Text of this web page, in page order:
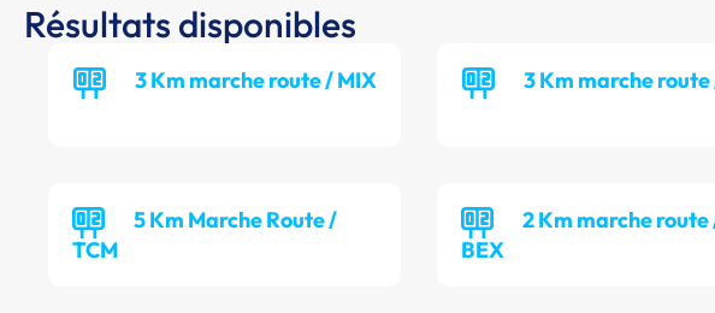
Résultats disponibles
3 Km marche route / MIX 3 Km marche route
5 Km Marche Route /
TCM
2 Km marche route
BEX